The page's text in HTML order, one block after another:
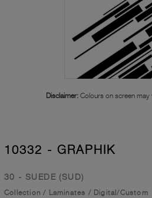
Disclaimer: Colours on screen
10332 - GRAPHIK
30 - SUEDE (SUD)
Collection / Laminates / Digital/Custom